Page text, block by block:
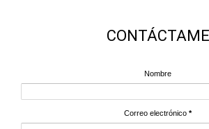
CONTÁCTAME
Nombre
Correo electrónico *